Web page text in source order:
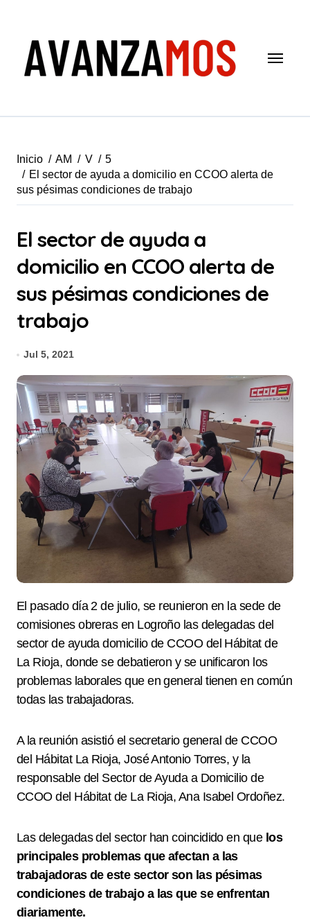
Inicio AM V
5
El sector de ayuda a domicilio en CCOO alerta de
sus pésimas condiciones de trabajo
El sector de ayuda a
domicilio en CCOO alerta de
sus pésimas condiciones de
trabajo
Jul 5, 2021
El pasado día 2 de julio, se reunieron en la sede de
comisiones obreras en Logroño las delegadas del
sector de ayuda domicilio de CCOO del Hábitat de
La Rioja, donde se debatieron y se unificaron los
problemas laborales que en general tienen en común
todas las trabajadoras.
A la reunión asistió el secretario general de CCOO
del Hábitat La Rioja, José Antonio Torres, y la
responsable del Sector de Ayuda a Domicilio de
CCOO del Hábitat de La Rioja, Ana Isabel Ordoñez.
Las delegadas del sector han coincidido en que los
principales problemas que afectan a las
trabajadoras de este sector son las pésimas
condiciones de trabajo a las que se enfrentan
diariamente.